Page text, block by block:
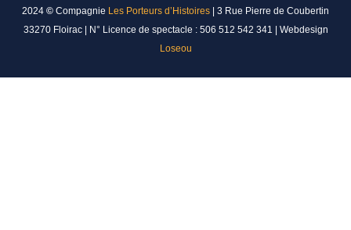
2024 © Compagnie Les Porteurs d’Histoires
3 Rue Pierre de Coubertin
33270 Floirac| N° Licence de spectacle : 506 512 542 341 | Webdesign
Loseou